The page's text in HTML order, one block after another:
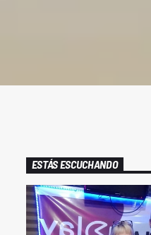
ESTÁS ESCUCHANDO